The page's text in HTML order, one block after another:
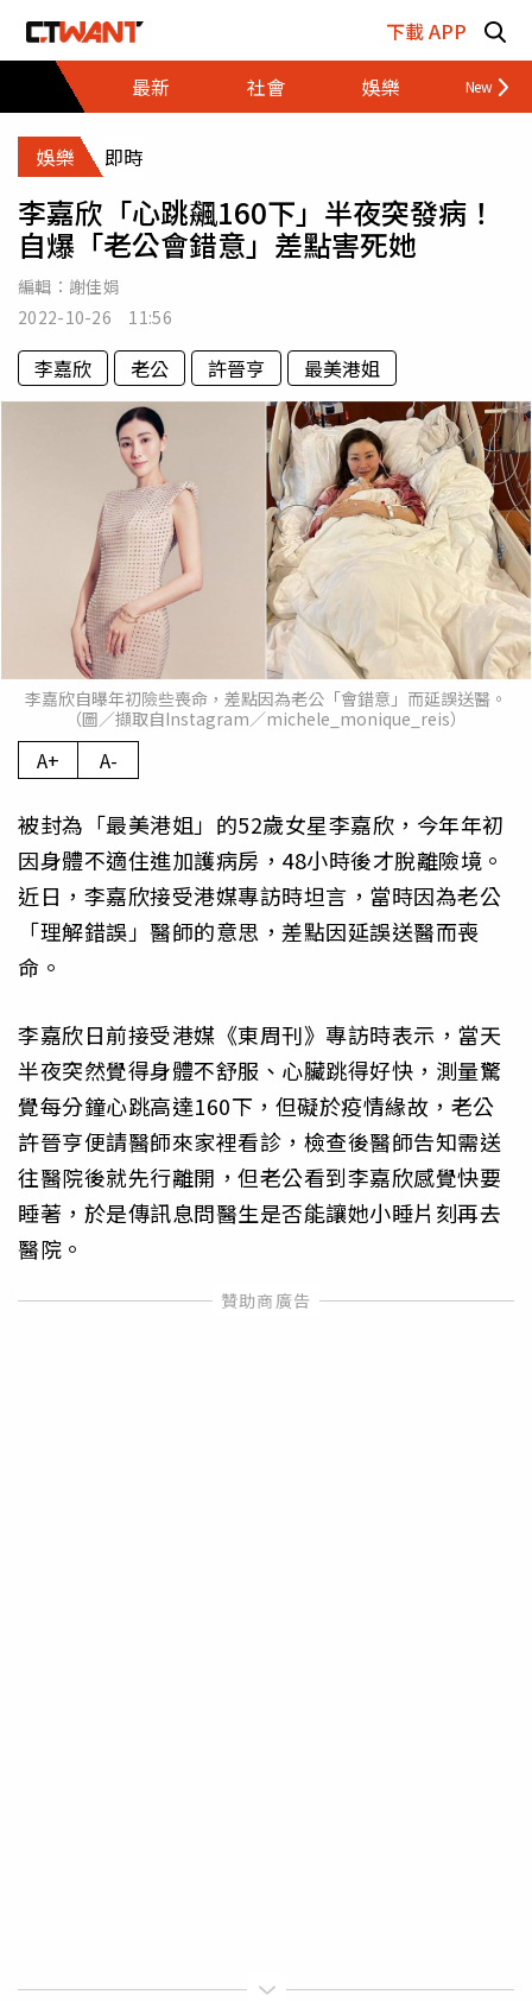
下載 APP
最新
社會 娛樂 財經
娛樂 即時
李嘉欣「心跳飆160下」半夜突發病！
自爆「老公會錯意」差點害死她
編輯： 謝佳娟
2022-10-26 11:56
李嘉欣 老公 許晉亨 最美港姐
李嘉欣自曝年初險些喪命，差點因為老公「會錯意」而延誤送醫。
（圖／擷取自Instagram／michele_monique_reis）
A+ A-
被封為「最美港姐」的52歲女星李嘉欣，今年年初
因身體不適住進加護病房，48小時後才脫離險境。
近日，李嘉欣接受港媒專訪時坦言，當時因為老公
「理解錯誤」醫師的意思，差點因延誤送醫而喪
命。
李嘉欣日前接受港媒《東周刊》專訪時表示，當天
半夜突然覺得身體不舒服、心臟跳得好快，測量驚
覺每分鐘心跳高達160下，但礙於疫情緣故，老公
許晉亨便請醫師來家裡看診，檢查後醫師告知需送
往醫院後就先行離開，但老公看到李嘉欣感覺快要
睡著，於是傳訊息問醫生是否能讓她小睡片刻再去
醫院。